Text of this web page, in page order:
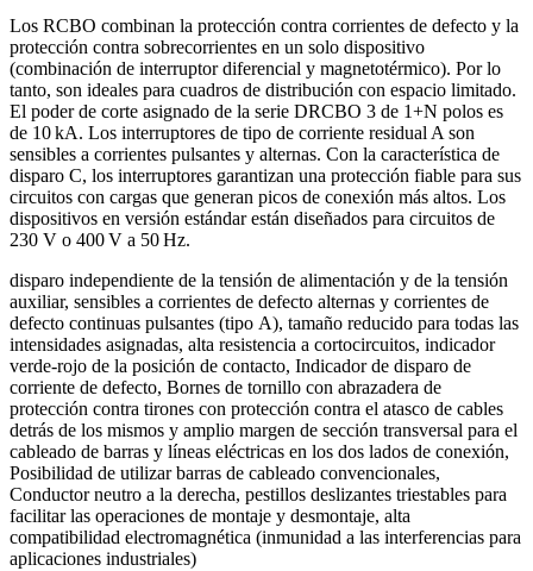
Los RCBO combinan la protección contra corrientes de defecto y la
protección contra sobrecorrientes en un solo dispositivo
(combinación de interruptor diferencial y magnetotérmico). Por lo
tanto, son ideales para cuadros de distribución con espacio limitado.
El poder de corte asignado de la serie DRCBO 3 de 1+N polos es
de 10 kA. Los interruptores de tipo de corriente residual A son
sensibles a corrientes pulsantes y alternas. Con la característica de
disparo C, los interruptores garantizan una protección fiable para sus
circuitos con cargas que generan picos de conexión más altos. Los
dispositivos en versión estándar están diseñados para circuitos de
230 V o 400 V a 50 Hz.
disparo independiente de la tensión de alimentación y de la tensión
auxiliar, sensibles a corrientes de defecto alternas y corrientes de
defecto continuas pulsantes (tipo A), tamaño reducido para todas las
intensidades asignadas, alta resistencia a cortocircuitos, indicador
verde-rojo de la posición de contacto, Indicador de disparo de
corriente de defecto, Bornes de tornillo con abrazadera de
protección contra tirones con protección contra el atasco de cables
detrás de los mismos y amplio margen de sección transversal para el
cableado de barras y líneas eléctricas en los dos lados de conexión,
Posibilidad de utilizar barras de cableado convencionales,
Conductor neutro a la derecha, pestillos deslizantes triestables para
facilitar las operaciones de montaje y desmontaje, alta
compatibilidad electromagnética (inmunidad a las interferencias para
aplicaciones industriales)